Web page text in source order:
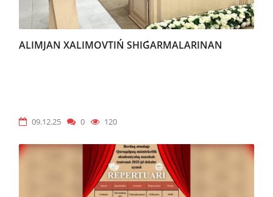
ALIMJAN XALIMOVTIŃ SHIǴARMALARINAN
09.12.25 0 120